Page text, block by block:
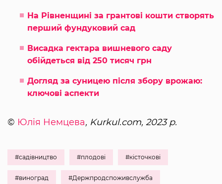
На Рівненщині за грантові кошти створять
перший фундуковий сад
Висадка гектара вишневого саду
обійдеться від 250 тисяч грн
Догляд за суницею після збору врожаю:
ключові аспекти
© Юлія Немцева, Kurkul.com, 2023 р.
#садівництво #плодові #кісточкові
#виноград #Держпродспоживслужба